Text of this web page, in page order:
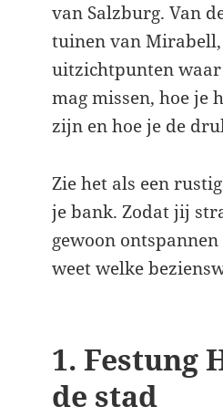
van Salzburg. Van
tuinen van
uitzichtpunten waar
mag missen, hoe je
zijn en hoe je de
Zie het als een
je bank. Zodat jij
gewoon
weet welke
1. Festung
de stad